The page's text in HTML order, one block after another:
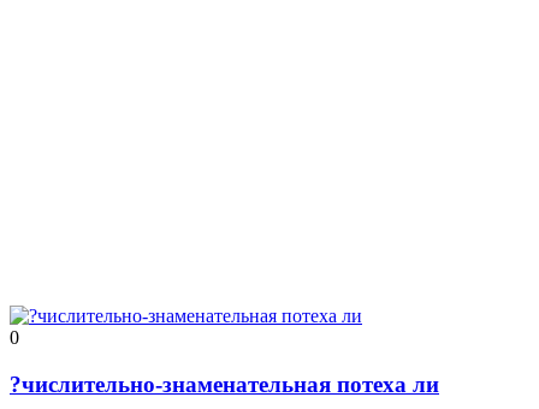
0
?числительно-знаменательная потеха ли